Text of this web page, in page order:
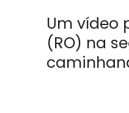
Um vídeo
(RO) na